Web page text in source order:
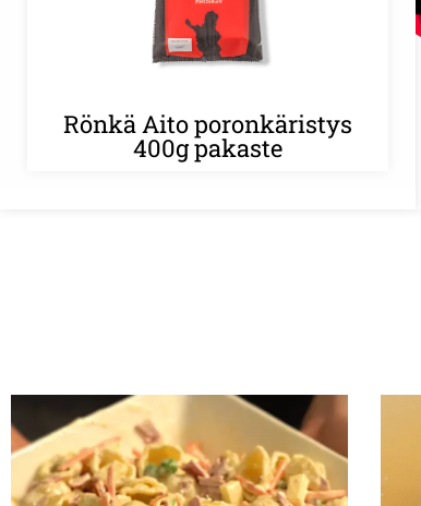
Rönkä Aito poronkäristys
400g pakaste